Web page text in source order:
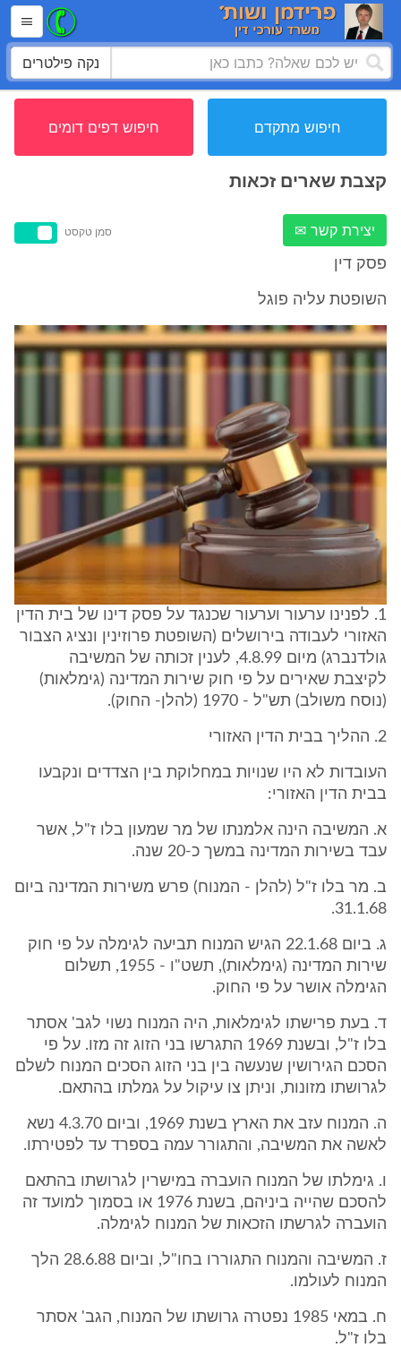
נקה פילטרים
חיפוש מתקדם חיפוש דפים דומים
קצבת שארים זכאות
יצירת קשר ✉ סמן טקסט
פסק דין
השופטת עליה פוגל
1. לפנינו ערעור וערעור שכנגד על פסק דינו של בית הדין
האזורי לעבודה בירושלים (השופטת פרוזינין ונציג הצבור
גולדנברג) מיום 4.8.99, לענין זכותה של המשיבה
לקיצבת שאירים על פי חוק שירות המדינה (גימלאות)
(נוסח משולב) תש"ל - 1970 (להלן- החוק).
2. ההליך בבית הדין האזורי
העובדות לא היו שנויות במחלוקת בין הצדדים ונקבעו
בבית הדין האזורי:
א. המשיבה הינה אלמנתו של מר שמעון בלו ז"ל, אשר
עבד בשירות המדינה במשך כ-20 שנה.
ב. מר בלו ז"ל (להלן - המנוח) פרש משירות המדינה ביום
31.1.68.
ג. ביום 22.1.68 הגיש המנוח תביעה לגימלה על פי חוק
שירות המדינה (גימלאות), תשט"ו - 1955, תשלום
הגימלה אושר על פי החוק.
ד. בעת פרישתו לגימלאות, היה המנוח נשוי לגב' אסתר
בלו ז"ל, ובשנת 1969 התגרשו בני הזוג זה מזו. על פי
הסכם הגירושין שנעשה בין בני הזוג הסכים המנוח לשלם
לגרושתו מזונות, וניתן צו עיקול על גמלתו בהתאם.
ה. המנוח עזב את הארץ בשנת 1969, וביום 4.3.70 נשא
לאשה את המשיבה, והתגורר עמה בספרד עד לפטירתו.
ו. גימלתו של המנוח הועברה במישרין לגרושתו בהתאם
להסכם שהייה ביניהם, בשנת 1976 או בסמוך למועד זה
הועברה לגרשתו הזכאות של המנוח לגימלה.
ז. המשיבה והמנוח התגוררו בחו"ל, וביום 28.6.88 הלך
המנוח לעולמו.
ח. במאי 1985 נפטרה גרושתו של המנוח, הגב' אסתר
בלו ז"ל.